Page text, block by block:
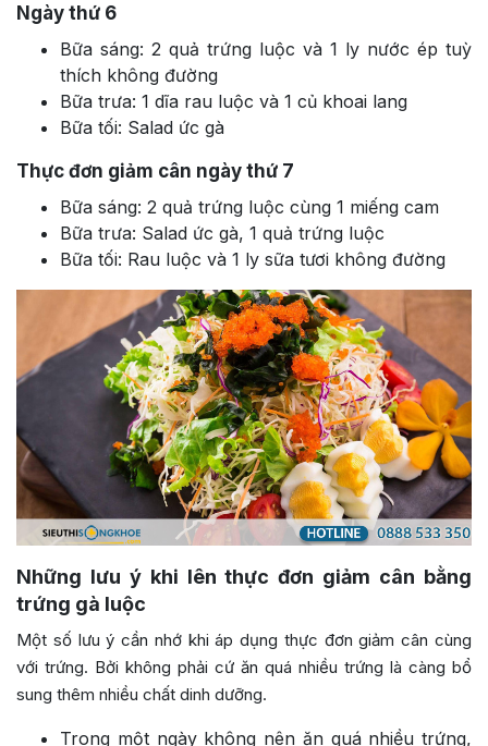
Ngày thứ 6
Bữa sáng: 2 quả trứng luộc và 1 ly nước ép tuỳ
thích không đường
Bữa trưa: 1 dĩa rau luộc và 1 củ khoai lang
Bữa tối: Salad ức gà
Thực đơn giảm cân ngày thứ 7
Bữa sáng: 2 quả trứng luộc cùng 1 miếng cam
Bữa trưa: Salad ức gà, 1 quả trứng luộc
Bữa tối: Rau luộc và 1 ly sữa tươi không đường
Những lưu ý khi lên thực đơn giảm cân bằng
trứng gà luộc
Một số lưu ý cần nhớ khi áp dụng thực đơn giảm cân cùng
với trứng. Bởi không phải cứ ăn quá nhiều trứng là càng bổ
sung thêm nhiều chất dinh dưỡng.
Trong một ngày không nên ăn quá nhiều trứng,